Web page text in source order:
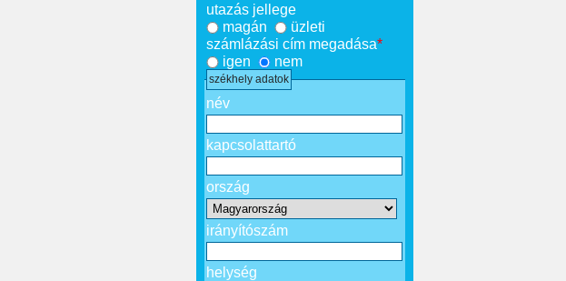
utazás jellege
magán
üzleti
számlázási cím megadása*
igen
nem
székhely adatok
név
kapcsolattartó
ország
irányítószám
helység